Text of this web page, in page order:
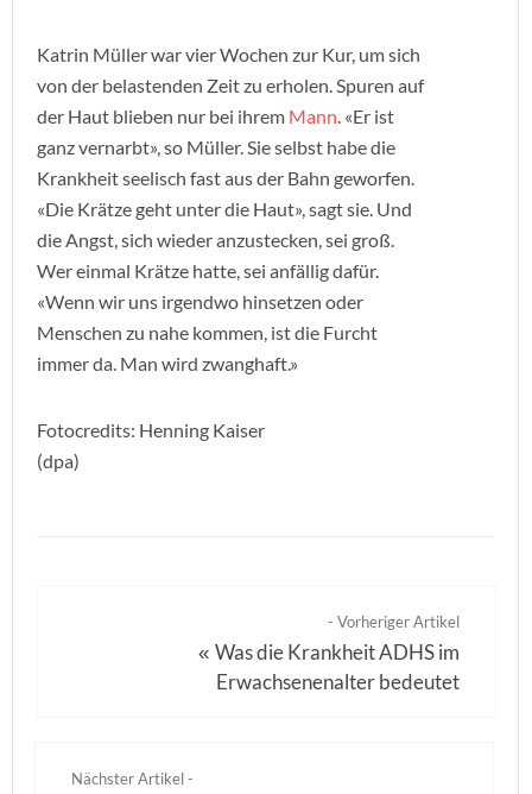
Katrin Müller war vier Wochen zur Kur, um sich
von der belastenden Zeit zu erholen. Spuren auf
der Haut blieben nur bei ihrem Mann. «Er ist
ganz vernarbt», so Müller. Sie selbst habe die
Krankheit seelisch fast aus der Bahn geworfen.
«Die Krätze geht unter die Haut», sagt sie. Und
die Angst, sich wieder anzustecken, sei groß.
Wer einmal Krätze hatte, sei anfällig dafür.
«Wenn wir uns irgendwo hinsetzen oder
Menschen zu nahe kommen, ist die Furcht
immer da. Man wird zwanghaft.»
Fotocredits: Henning Kaiser
(dpa)
- Vorheriger Artikel
«Was die Krankheit ADHS im
Erwachsenenalter bedeutet
Nächster Artikel -